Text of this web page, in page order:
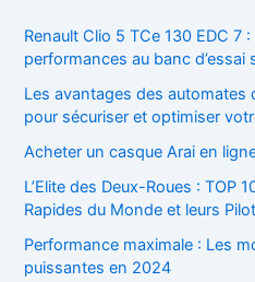
Renault Clio 5 TCe 130 EDC 7
performances au banc d’essai
Les avantages des automates
pour sécuriser et optimiser
Acheter un casque Arai en
L’Elite des Deux-Roues : TOP
Rapides du Monde et leurs
Performance maximale : Les
puissantes en 2024